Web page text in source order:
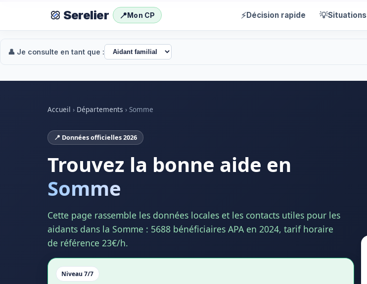
Serelier 📍Mon CP ⚡Décision rapide 💡Situations
👤 Je consulte en tant que :
Accueil › Départements › Somme
📍 Données officielles 2026
Trouvez la bonne aide en
Somme
Cette page rassemble les données locales et les contacts utiles pour les
aidants dans la Somme : 5688 bénéficiaires APA en 2024, tarif horaire
de référence 23€/h.
Niveau 7/7